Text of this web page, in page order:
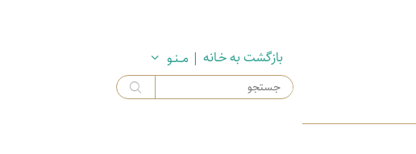
بازگشت به خـانه | مــنـو